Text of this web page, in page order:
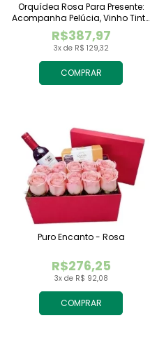
COMPRAR
3x de R$ 129,32
R$387,97
Orquídea Rosa Para Presente:
Acompanha Pelúcia, Vinho Tinto
Importado E Chocolate
Raffaello
COMPRAR
3x de R$ 92,08
R$276,25
Puro Encanto - Rosa